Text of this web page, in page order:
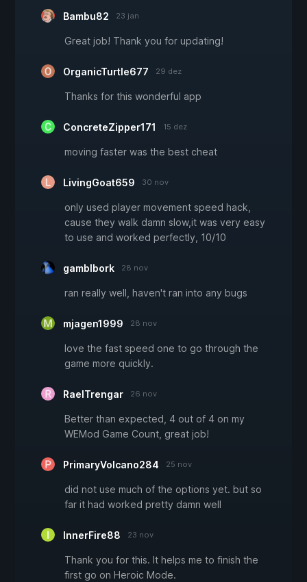
Bambu82 23 jan
Great job! Thank you for updating!
OrganicTurtle677 29 dez
Thanks for this wonderful app
ConcreteZipper171 15 dez
moving faster was the best cheat
LivingGoat659 30 nov
only used player movement speed hack,
cause they walk damn slow,it was very easy
to use and worked perfectly, 10/10
gamblbork 28 nov
ran really well, haven't ran into any bugs
mjagen1999 28 nov
love the fast speed one to go through the
game more quickly.
RaelTrengar 26 nov
Better than expected, 4 out of 4 on my
WEMod Game Count, great job!
PrimaryVolcano284 25 nov
did not use much of the options yet. but so
far it had worked pretty damn well
InnerFire88 23 nov
Thank you for this. It helps me to finish the
first go on Heroic Mode.